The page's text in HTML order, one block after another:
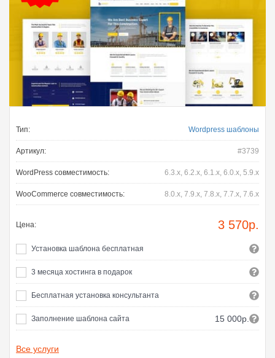
Тип: Wordpress шаблоны
Артикул: #3739
WordPress совместимость: 6.3.x, 6.2.x, 6.1.x, 6.0.x, 5.9.x
WooCommerce совместимость: 8.0.x, 7.9.x, 7.8.x, 7.7.x, 7.6.x
Цена: 3 570р.
Установка шаблона бесплатная
3 месяца хостинга в подарок
Бесплатная установка консультанта
Заполнение шаблона сайта 15 000р.
Все услуги